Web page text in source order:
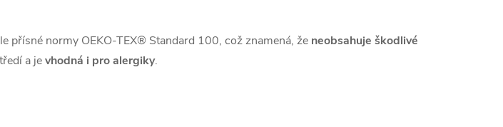
přísné normy OEKO-TEX® Standard 100, což znamená, že neobsahuje škodlivé
a jevhodná i pro alergiky.